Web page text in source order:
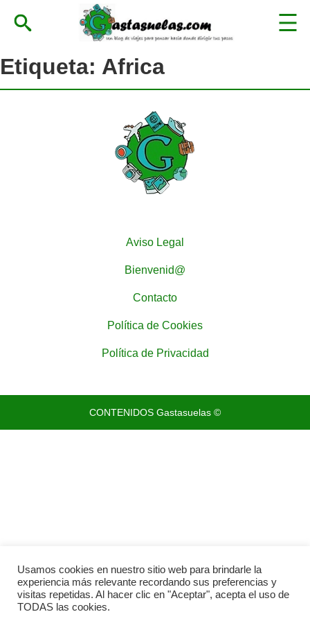
Etiqueta: Africa
Aviso Legal
Bienvenid@
Contacto
Política de Cookies
Política de Privacidad
CONTENIDOS Gastasuelas ©
Usamos cookies en nuestro sitio web para brindarle la
experiencia más relevante recordando sus preferencias y
visitas repetidas. Al hacer clic en "Aceptar", acepta el uso de
TODAS las cookies.